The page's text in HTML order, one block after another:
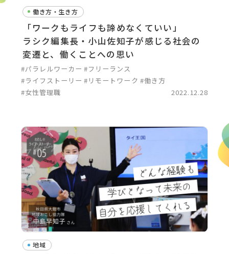
働き方・生き方
「ワークもライフも諦めなくていい」
ラシク編集長・小山佐知子が感じる社会の
変遷と、働くことへの思い
#パラレルワーカー #フリーランス
#ライフストーリー #リモートワーク #働き方
#女性管理職
2022.12.28
地域